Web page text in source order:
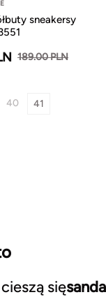
sneakersy
189.00 PLN
40 41
się